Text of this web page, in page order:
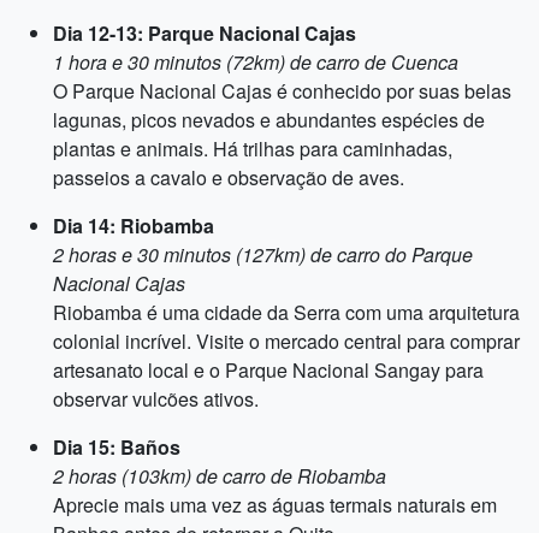
Dia 12-13: Parque Nacional Cajas
1 hora e 30 minutos (72km) de carro de Cuenca
O Parque Nacional Cajas é conhecido por suas belas
lagunas, picos nevados e abundantes espécies de
plantas e animais. Há trilhas para caminhadas,
passeios a cavalo e observação de aves.
Dia 14: Riobamba
2 horas e 30 minutos (127km) de carro do Parque
Nacional Cajas
Riobamba é uma cidade da Serra com uma arquitetura
colonial incrível. Visite o mercado central para comprar
artesanato local e o Parque Nacional Sangay para
observar vulcões ativos.
Dia 15: Baños
2 horas (103km) de carro de Riobamba
Aprecie mais uma vez as águas termais naturais em